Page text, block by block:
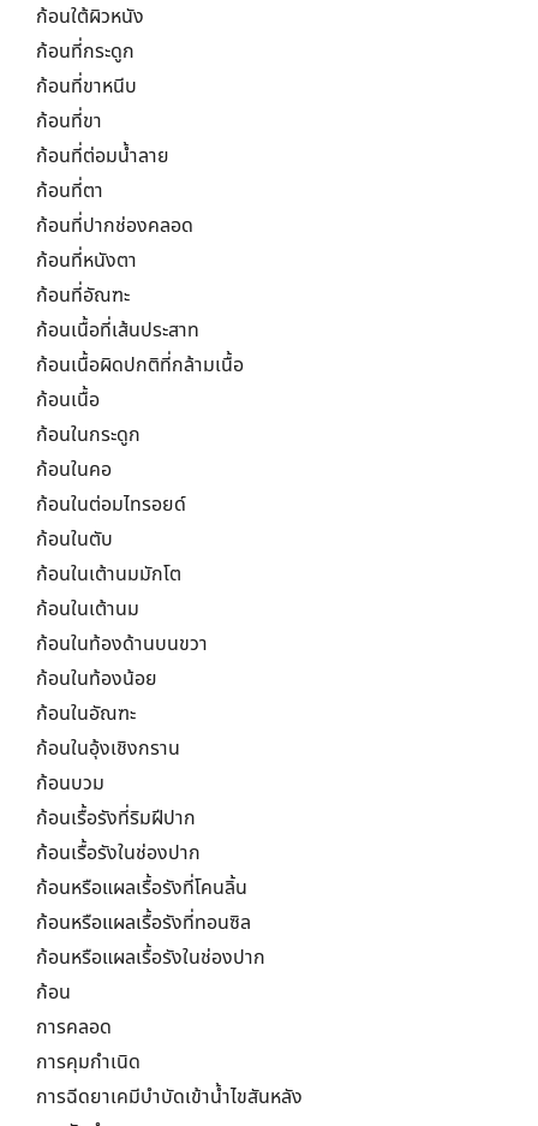
ก้อนใต้ผิวหนัง
ก้อนที่กระดูก
ก้อนที่ขาหนีบ
ก้อนที่ขา
ก้อนที่ต่อมน้ำลาย
ก้อนที่ตา
ก้อนที่ปากช่องคลอด
ก้อนที่หนังตา
ก้อนที่อัณฑะ
ก้อนเนื้อที่เส้นประสาท
ก้อนเนื้อผิดปกติที่กล้ามเนื้อ
ก้อนเนื้อ
ก้อนในกระดูก
ก้อนในคอ
ก้อนในต่อมไทรอยด์
ก้อนในตับ
ก้อนในเต้านมมักโต
ก้อนในเต้านม
ก้อนในท้องด้านบนขวา
ก้อนในท้องน้อย
ก้อนในอัณฑะ
ก้อนในอุ้งเชิงกราน
ก้อนบวม
ก้อนเรื้อรังที่ริมฝีปาก
ก้อนเรื้อรังในช่องปาก
ก้อนหรือแผลเรื้อรังที่โคนลิ้น
ก้อนหรือแผลเรื้อรังที่ทอนซิล
ก้อนหรือแผลเรื้อรังในช่องปาก
ก้อน
การคลอด
การคุมกำเนิด
การฉีดยาเคมีบำบัดเข้าน้ำไขสันหลัง